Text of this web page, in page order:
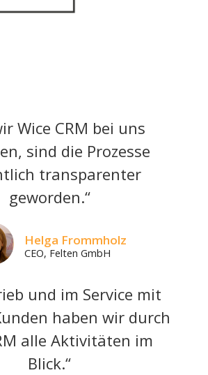
Wice CRM bei uns
sind die Prozesse
transparenter
geworden.“
Helga Frommholz
CEO, Felten GmbH
und im Service mit
haben wir durch
alle Aktivitäten im
Blick.“